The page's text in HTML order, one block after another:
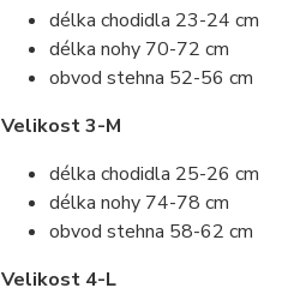
délka chodidla 23-24 cm
délka nohy 70-72 cm
obvod stehna 52-56 cm
Velikost 3-M
délka chodidla 25-26 cm
délka nohy 74-78 cm
obvod stehna 58-62 cm
Velikost 4-L